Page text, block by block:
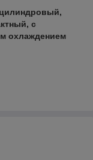
с
охлаждением